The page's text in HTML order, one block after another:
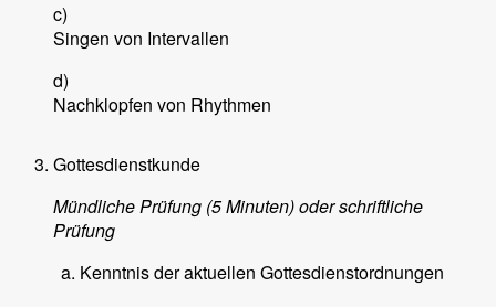
c)
Singen von Intervallen
d)
Nachklopfen von Rhythmen
Gottesdienstkunde
Mündliche Prüfung (5 Minuten) oder schriftliche
Prüfung
Kenntnis der aktuellen Gottesdienstordnungen